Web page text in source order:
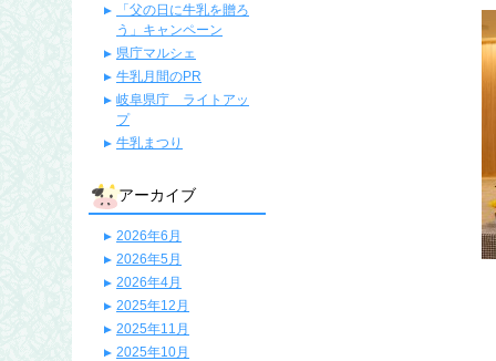
「父の日に牛乳を贈ろ
う」キャンペーン
県庁マルシェ
牛乳月間のPR
岐阜県庁 ライトアッ
プ
牛乳まつり
アーカイブ
2026年6月
2026年5月
2026年4月
2025年12月
2025年11月
2025年10月